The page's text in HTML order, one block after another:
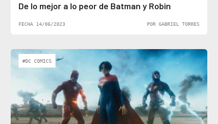
De lo mejor a lo peor de Batman y Robin
FECHA 14/06/2023 POR GABRIEL TORRES
#DC COMICS